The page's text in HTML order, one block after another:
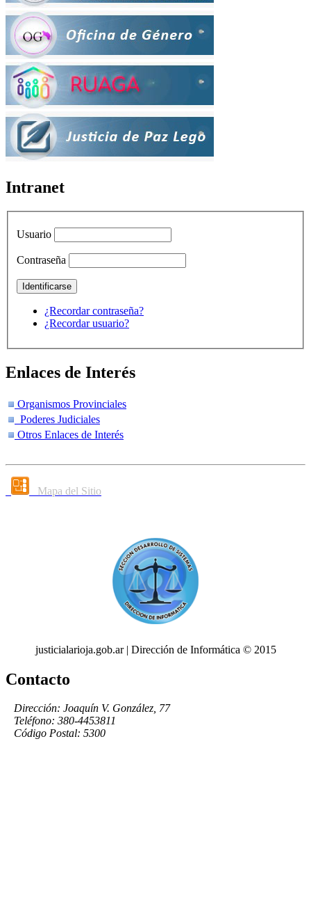
Intranet
Usuario
Contraseña
¿Recordar contraseña?
¿Recordar usuario?
Enlaces de Interés
Organismos Provinciales
Poderes Judiciales
Otros Enlaces de Interés
Mapa del Sitio
justicialarioja.gob.ar | Dirección de Informática © 2015
Contacto
Dirección: Joaquín V. González, 77
Teléfono: 380-4453811
Código Postal: 5300